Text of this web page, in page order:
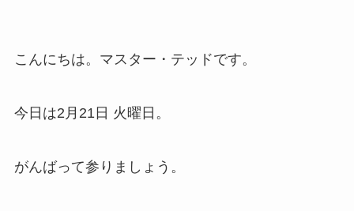
こんにちは。マスター・テッドです。
今日は2月21日 火曜日。
がんばって参りましょう。